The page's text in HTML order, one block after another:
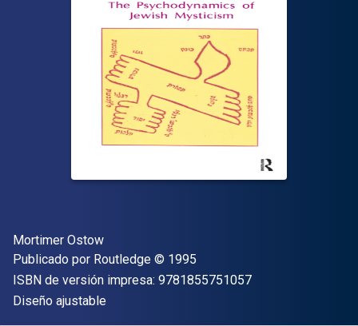
Autor(es)
Mortimer Ostow
Editor
Publicado por Routledge Copyright
© 1995
ISBN de versión impresa: 9781855751057"ISBN-13
Formato
Diseño ajustable